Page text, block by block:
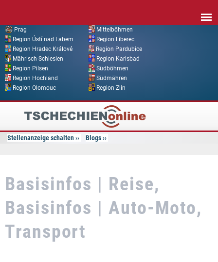
Prag
Mittelböhmen
Region Ústí nad Labem
Region Liberec
Region Hradec Králové
Region Pardubice
Mährisch-Schlesien
Region Karlsbad
Region Pilsen
Südböhmen
Region Hochland
Südmähren
Region Olomouc
Region Zlín
Tschechien
Online
Stellenanzeige schalten Blogs
Basisinfos | Reise,
Basisinfos | Auto-Moto,
Transport